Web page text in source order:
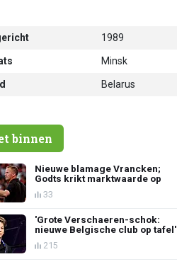
1989
Minsk
Belarus
binnen
Nieuwe blamage Vrancken;
Godts krikt marktwaarde op
33
'Grote Verschaeren-schok:
nieuwe Belgische club op tafel'
215